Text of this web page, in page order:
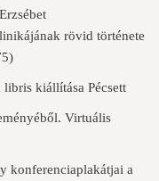
rövid története
kiállítása Pécsett
Virtuális
konferenciaplakátjai a